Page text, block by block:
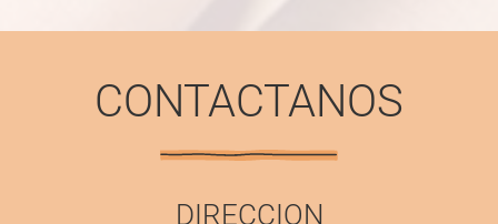
CONTACTANOS
DIRECCION